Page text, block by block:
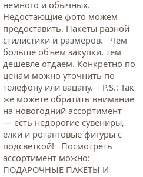
немного и обычных.
Недостающие фото можем
предоставить. Пакеты разной
стилистики и размеров. Чем
больше объем закупки, тем
дешевле отдаем. Конкретно по
ценам можно уточнить по
телефону или вацапу. Р.S.: Так
же можете обратить внимание
на новогодний ассортимент
— есть недорогие сувениры,
елки и ротанговые фигуры с
подсветкой! Посмотреть
ассортимент можно:
ПОДАРОЧНЫЕ ПАКЕТЫ И